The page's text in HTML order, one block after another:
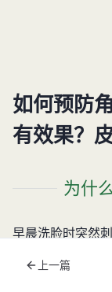
如何预防
有效果？
为什
早晨洗脸时突然
肤干痒起皮——
薄。 上一篇